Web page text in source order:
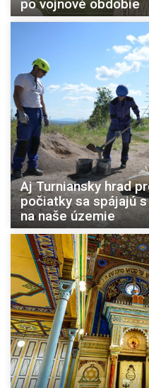
po vojnové obdobie
Aj Turniansky hrad
počiatky sa spájajú
na naše územie